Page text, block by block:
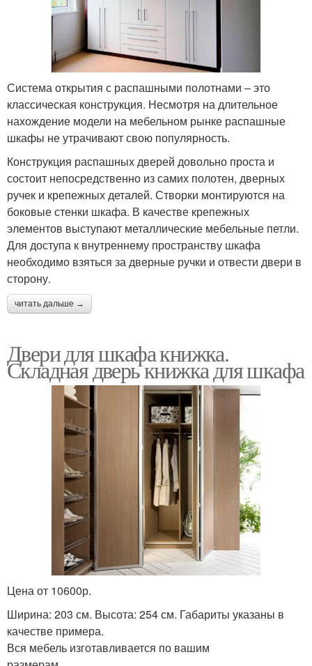
Система открытия с распашными полотнами – это
классическая конструкция. Несмотря на длительное
нахождение модели на мебельном рынке распашные
шкафы не утрачивают свою популярность.
Конструкция распашных дверей довольно проста и
состоит непосредственно из самих полотен, дверных
ручек и крепежных деталей. Створки монтируются на
боковые стенки шкафа. В качестве крепежных
элементов выступают металлические мебельные петли.
Для доступа к внутреннему пространству шкафа
необходимо взяться за дверные ручки и отвести двери в
сторону.
читать дальше →
Двери для шкафа книжка.
Складная дверь книжка для шкафа
Цена от 10600р.
Ширина: 203 см. Высота: 254 см. Габариты указаны в
качестве примера.
Вся мебель изготавливается по вашим